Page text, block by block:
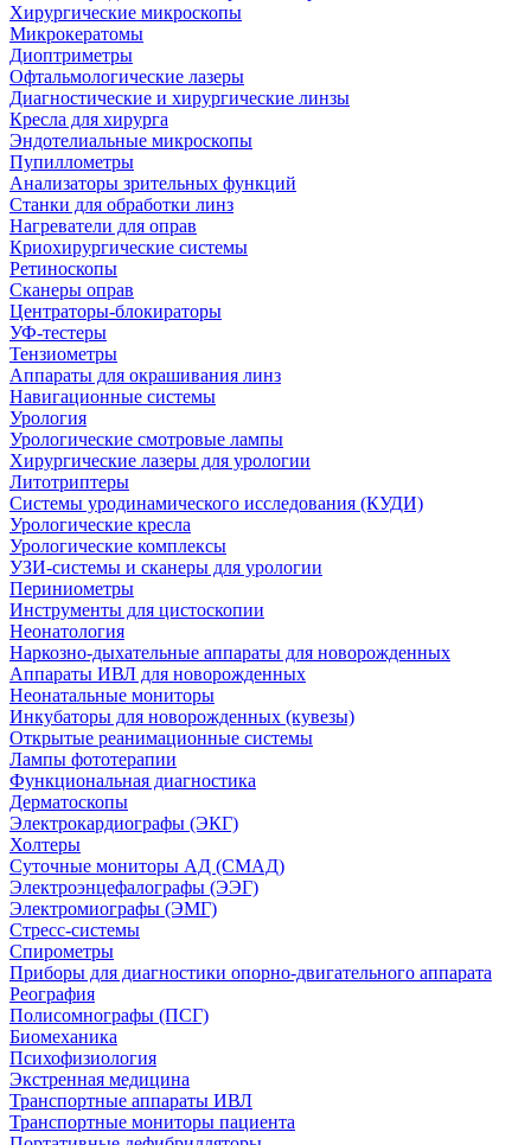
Хирургические микроскопы
Микрокератомы
Диоптриметры
Офтальмологические лазеры
Диагностические и хирургические линзы
Кресла для хирурга
Эндотелиальные микроскопы
Пупиллометры
Анализаторы зрительных функций
Станки для обработки линз
Нагреватели для оправ
Криохирургические системы
Ретиноскопы
Сканеры оправ
Центраторы-блокираторы
УФ-тестеры
Тензиометры
Аппараты для окрашивания линз
Навигационные системы
Урология
Урологические смотровые лампы
Хирургические лазеры для урологии
Литотриптеры
Системы уродинамического исследования (КУДИ)
Урологические кресла
Урологические комплексы
УЗИ-системы и сканеры для урологии
Периниометры
Инструменты для цистоскопии
Неонатология
Наркозно-дыхательные аппараты для новорожденных
Аппараты ИВЛ для новорожденных
Неонатальные мониторы
Инкубаторы для новорожденных (кувезы)
Открытые реанимационные системы
Лампы фототерапии
Функциональная диагностика
Дерматоскопы
Электрокардиографы (ЭКГ)
Холтеры
Суточные мониторы АД (СМАД)
Электроэнцефалографы (ЭЭГ)
Электромиографы (ЭМГ)
Стресс-системы
Спирометры
Приборы для диагностики опорно-двигательного аппарата
Реография
Полисомнографы (ПСГ)
Биомеханика
Психофизиология
Экстренная медицина
Транспортные аппараты ИВЛ
Транспортные мониторы пациента